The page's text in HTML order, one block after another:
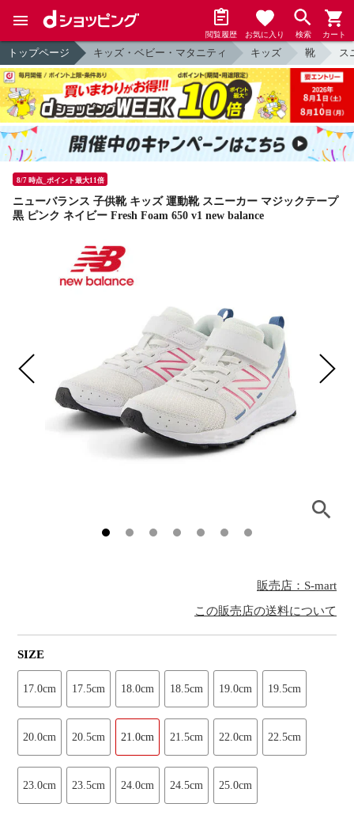
閲覧履歴 お気に入り 検索 カート
トップページ キッズ・ベビー・マタニティ キッズ 靴 ス
8/7 時点_ポイント最大11倍
ニューバランス 子供靴 キッズ 運動靴 スニーカー マジックテープ
黒 ピンク ネイビー Fresh Foam 650 v1 new balance
販売店：S-mart
この販売店の送料について
SIZE
17.0cm 17.5cm 18.0cm 18.5cm 19.0cm 19.5cm
20.0cm 20.5cm 21.0cm 21.5cm 22.0cm 22.5cm
23.0cm 23.5cm 24.0cm 24.5cm 25.0cm